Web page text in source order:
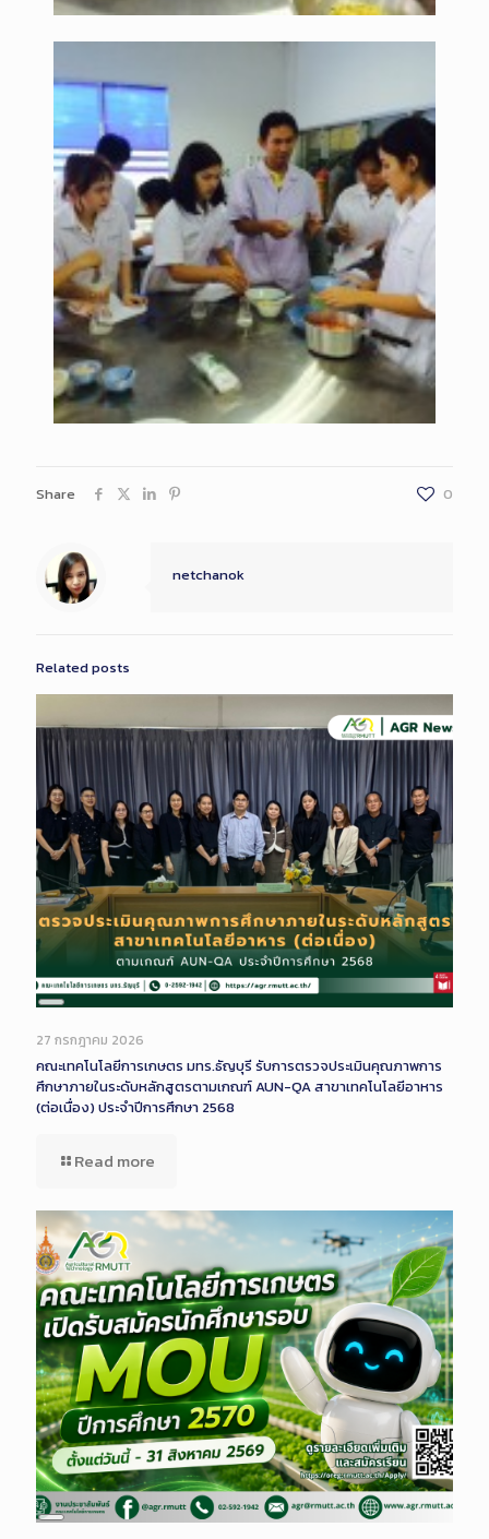
Share 0
netchanok
Related posts
Long
Description
27 กรกฎาคม 2026
คณะเทคโนโลยีการเกษตร มทร.ธัญบุรี รับการตรวจประเมินคุณภาพการ
ศึกษาภายในระดับหลักสูตรตามเกณฑ์ AUN-QA สาขาเทคโนโลยีอาหาร
(ต่อเนื่อง) ประจำปีการศึกษา 2568
Read more
Long